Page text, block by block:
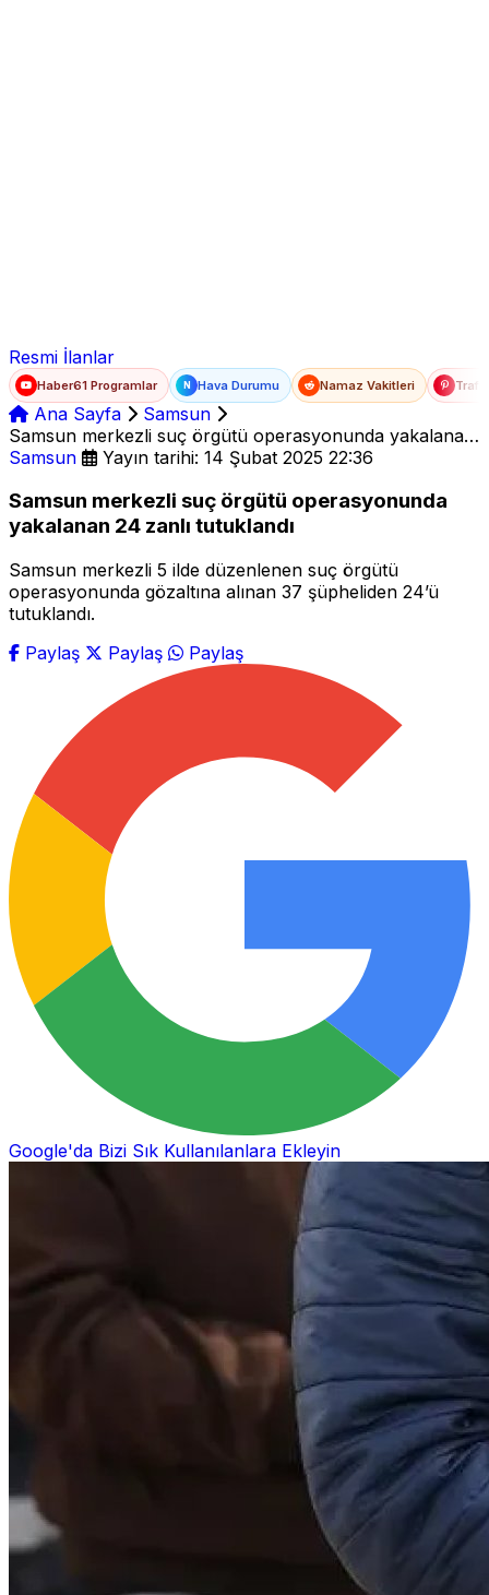
Resmi İlanlar
Haber61 Programlar N Hava Durumu Namaz Vakitleri
Ana Sayfa
Samsun
Samsun merkezli suç örgütü operasyonunda yakalanan
24 zanlı tutuklandı
Samsun Yayın tarihi: 14 Şubat 2025 22:36
Samsun merkezli suç örgütü operasyonunda
yakalanan 24 zanlı tutuklandı
Samsun merkezli 5 ilde düzenlenen suç örgütü
operasyonunda gözaltına alınan 37 şüpheliden 24’ü
tutuklandı.
Paylaş
Paylaş Paylaş
Google'da Bizi Sık Kullanılanlara Ekleyin